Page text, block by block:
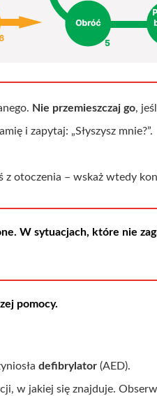
Nie przemieszczaj go,
i zapytaj: „Słyszysz mnie?”.
z otoczenia – wskaż wtedy
W sytuacjach, które nie
pomocy.
defibrylator (AED).
w jakiej się znajduje.